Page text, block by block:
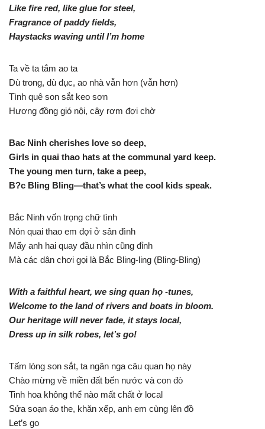
Like fire red, like glue for steel,
Fragrance of paddy fields,
Haystacks waving until I’m home
Ta về ta tắm ao ta
Dù trong, dù đục, ao nhà vẫn hơn (vẫn hơn)
Tình quê son sắt keo sơn
Hương đồng gió nội, cây rơm đợi chờ
Bac Ninh cherishes love so deep,
Girls in quai thao hats at the communal yard keep.
The young men turn, take a peep,
B?c Bling Bling—that’s what the cool kids speak.
Bắc Ninh vốn trọng chữ tình
Nón quai thao em đợi ở sân đình
Mấy anh hai quay đầu nhìn cũng đỉnh
Mà các dân chơi gọi là Bắc Bling-ling (Bling-Bling)
With a faithful heart, we sing quan họ -tunes,
Welcome to the land of rivers and boats in bloom.
Our heritage will never fade, it stays local,
Dress up in silk robes, let’s go!
Tấm lòng son sắt, ta ngân nga câu quan họ này
Chào mừng về miền đất bến nước và con đò
Tinh hoa không thể nào mất chất ở local
Sửa soạn áo the, khăn xếp, anh em cùng lên đồ
Let’s go